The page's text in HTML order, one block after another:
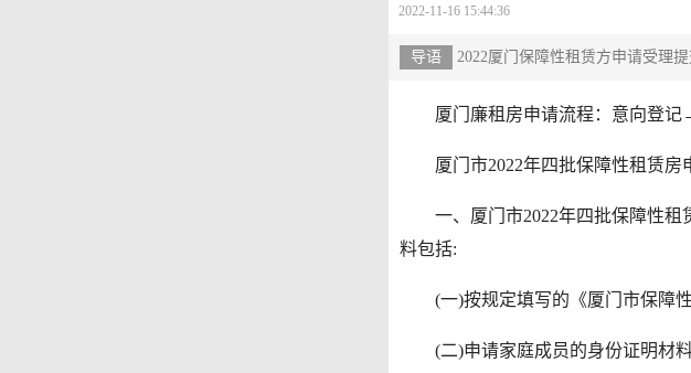
2022-11-16 15:44:36
导语 2022厦门保障性租赁方申请受理
厦门廉租房申请流程：意向登
厦门市2022年四批保障性租赁房
一、厦门市2022年四批保障性租
料包括:
(一)按规定填写的《厦门市保障性
(二)申请家庭成员的身份证明材料